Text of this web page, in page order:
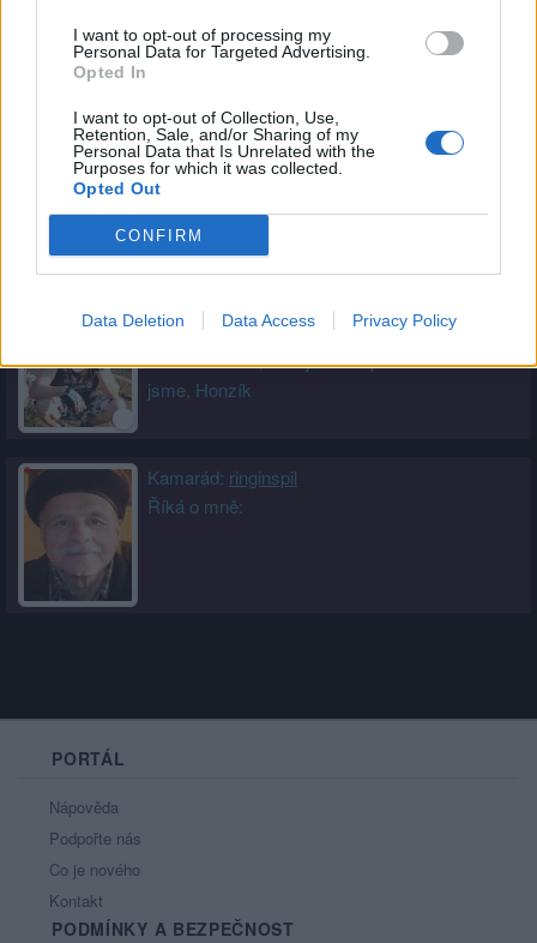
I want to opt-out of processing my
Personal Data for Targeted Advertising.
Opted In
I want to opt-out of Collection, Use,
Retention, Sale, and/or Sharing of my
Personal Data that Is Unrelated with the
Purposes for which it was collected.
Opted Out
CONFIRM
Data Deletion Data Access Privacy Policy
Kamarád:VASEK-478
Říká o mně:
Říká o mně: Marika je milá a upřimná
a hodná dívka, děkuji že tu spolu
jsme, Honzík
Kamarád: ringinspil
Říká o mně:
PORTÁL
Nápověda
Podpořte nás
Co je nového
Kontakt
PODMÍNKY A BEZPEČNOST